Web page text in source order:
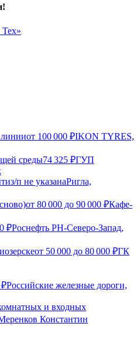
от 100 000 ₽IKON TYRES,
среды74 325 ₽ГУП
з/п не указанаРигла,
от 80 000 до 90 000 ₽Кафе-
₽Роснефть РН-Северо-Запад,
от 50 000 до 80 000 ₽ГК
₽Российские железные дороги,
и входных
Константин